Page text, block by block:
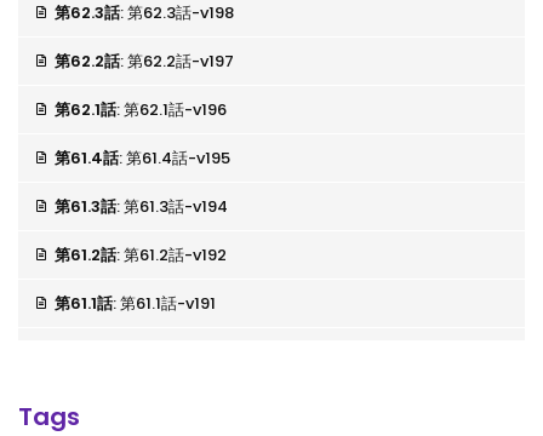
第62.3話: 第62.3話-v198
第62.2話: 第62.2話-v197
第62.1話: 第62.1話-v196
第61.4話: 第61.4話-v195
第61.3話: 第61.3話-v194
第61.2話: 第61.2話-v192
第61.1話: 第61.1話-v191
Tags